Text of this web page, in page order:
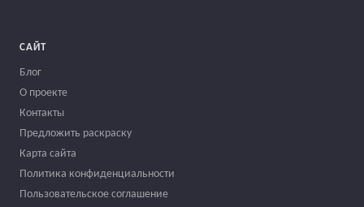
САЙТ
Блог
О проекте
Контакты
Предложить раскраску
Карта сайта
Политика конфиденциальности
Пользовательское соглашение